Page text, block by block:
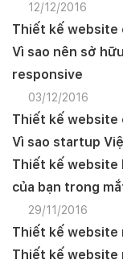
12/12/2016
Thiết kế website
Vì sao nên sở
responsive
03/12/2016
Thiết kế website
Vì sao startup
Thiết kế website
của bạn trong
29/11/2016
Thiết kế website
Thiết kế website